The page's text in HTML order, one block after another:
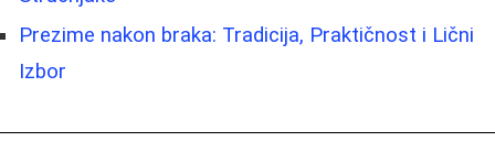
Prezime nakon braka: Tradicija, Praktičnost i Lični
Izbor